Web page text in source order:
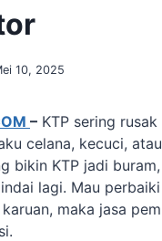
10, 2025
– KTP sering
celana, kecuci,
bikin KTP jadi
lagi. Mau perbaiki
maka jasa